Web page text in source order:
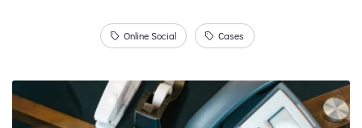
Online Social Cases